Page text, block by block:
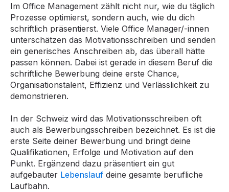
Im Office Management zählt nicht nur, wie du täglich
Prozesse optimierst, sondern auch, wie du dich
schriftlich präsentierst. Viele Office Manager/-innen
unterschätzen das Motivationsschreiben und senden
ein generisches Anschreiben ab, das überall hätte
passen können. Dabei ist gerade in diesem Beruf die
schriftliche Bewerbung deine erste Chance,
Organisationstalent, Effizienz und Verlässlichkeit zu
demonstrieren.
In der Schweiz wird das Motivationsschreiben oft
auch als Bewerbungsschreiben bezeichnet. Es ist die
erste Seite deiner Bewerbung und bringt deine
Qualifikationen, Erfolge und Motivation auf den
Punkt. Ergänzend dazu präsentiert ein gut
aufgebauter Lebenslauf deine gesamte berufliche
Laufbahn.